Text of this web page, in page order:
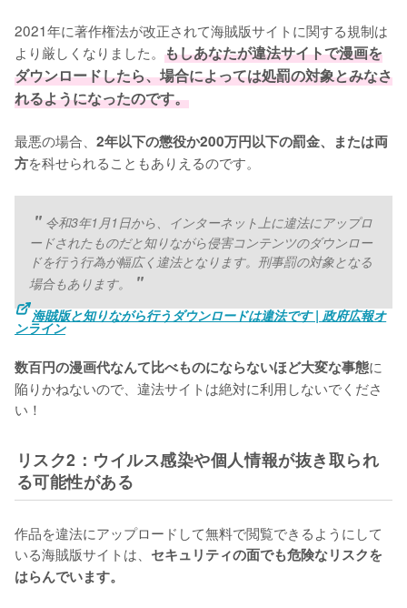
2021年に著作権法が改正されて海賊版サイトに関する規制は
より厳しくなりました。 もしあなたが違法サイトで漫画を
ダウンロードしたら、場合によっては処罰の対象とみなさ
れるようになったのです。
最悪の場合、 2年以下の懲役か200万円以下の罰金、または両
方を科せられることもありえるのです。
令和3年1月1日から、インターネット上に違法にアップロ
ードされたものだと知りながら侵害コンテンツのダウンロー
ドを行う行為が幅広く違法となります。刑事罰の対象となる
場合もあります。
海賊版と知りながら行うダウンロードは違法です | 政府広報オ
ンライン
数百円の漫画代なんて比べものにならないほど大変な事態に
陥りかねないので、違法サイトは絶対に利用しないでくださ
い！
リスク2：ウイルス感染や個人情報が抜き取られ
る可能性がある
作品を違法にアップロードして無料で閲覧できるようにして
いる海賊版サイトは、 セキュリティの面でも危険なリスクを
はらんでいます。